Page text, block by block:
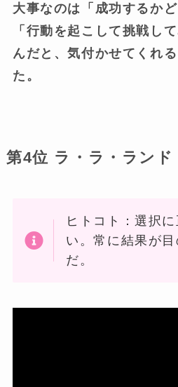
大事なのは「成功するか
「行動を起こして挑戦し
んだと、気付かせてくれ
た。
第4位 ラ・ラ・ランド
ヒトコト：選択
い。常に結果が
だ。